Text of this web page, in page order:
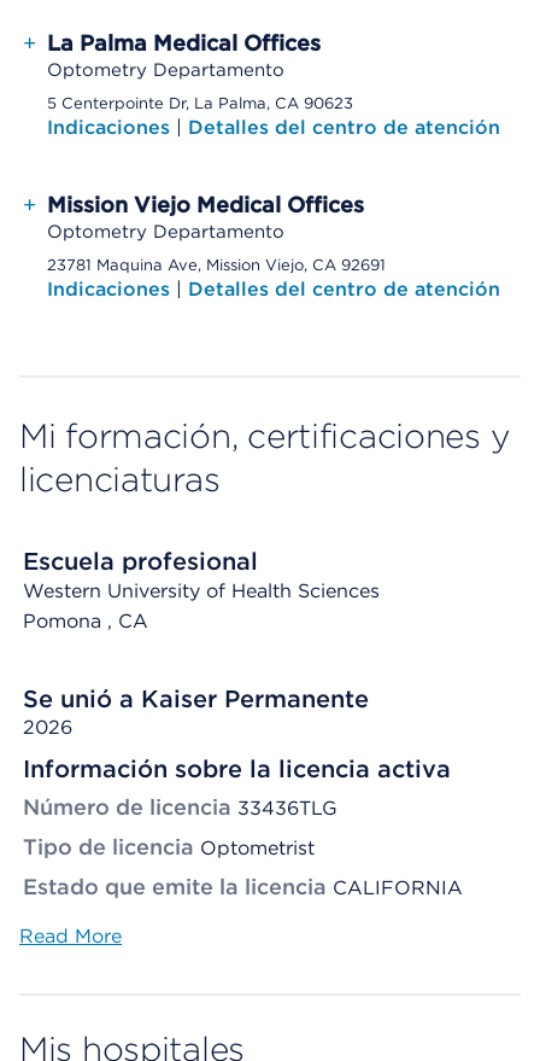
+ La Palma Medical Offices
Optometry Departamento
5 Centerpointe Dr, La Palma, CA 90623
Indicaciones | Detalles del centro de atención
+ Mission Viejo Medical Offices
Optometry Departamento
23781 Maquina Ave, Mission Viejo, CA 92691
Indicaciones | Detalles del centro de atención
Mi formación, certificaciones y
licenciaturas
Escuela profesional
Western University of Health Sciences
Pomona , CA
Se unió a Kaiser Permanente
2026
Información sobre la licencia activa
Número de licencia 33436TLG
Tipo de licencia Optometrist
Estado que emite la licencia CALIFORNIA
Read More
Mis hospitales